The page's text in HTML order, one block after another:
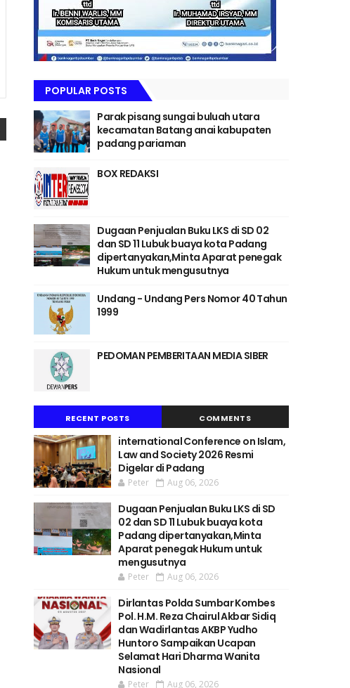
POPULAR POSTS
Parak pisang sungai buluah utara
kecamatan Batang anai kabupaten
padang pariaman
BOX REDAKSI
Dugaan Penjualan Buku LKS di SD 02
dan SD 11 Lubuk buaya kota Padang
dipertanyakan,Minta Aparat penegak
Hukum untuk mengusutnya
Undang - Undang Pers Nomor 40 Tahun
1999
PEDOMAN PEMBERITAAN MEDIA SIBER
RECENT POSTS COMMENTS
international Conference on Islam,
Law and Society 2026 Resmi
Digelar di Padang
Peter Aug 06, 2026
Dugaan Penjualan Buku LKS di SD
02 dan SD 11 Lubuk buaya kota
Padang dipertanyakan,Minta
Aparat penegak Hukum untuk
mengusutnya
Peter Aug 06, 2026
Dirlantas Polda Sumbar Kombes
Pol. H.M. Reza Chairul Akbar Sidiq
dan Wadirlantas AKBP Yudho
Huntoro Sampaikan Ucapan
Selamat Hari Dharma Wanita
Nasional
Peter Aug 06, 2026